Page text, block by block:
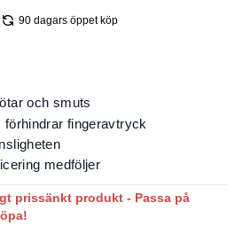
90 dagars öppet köp
och smuts
fingeravtryck
medföljer
prissänkt produkt - Passa på